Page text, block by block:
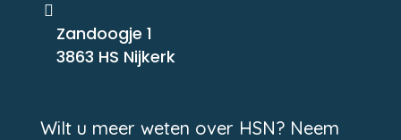

Zandoogje 1
3863 HS Nijkerk
Wilt u meer weten over HSN? Neem